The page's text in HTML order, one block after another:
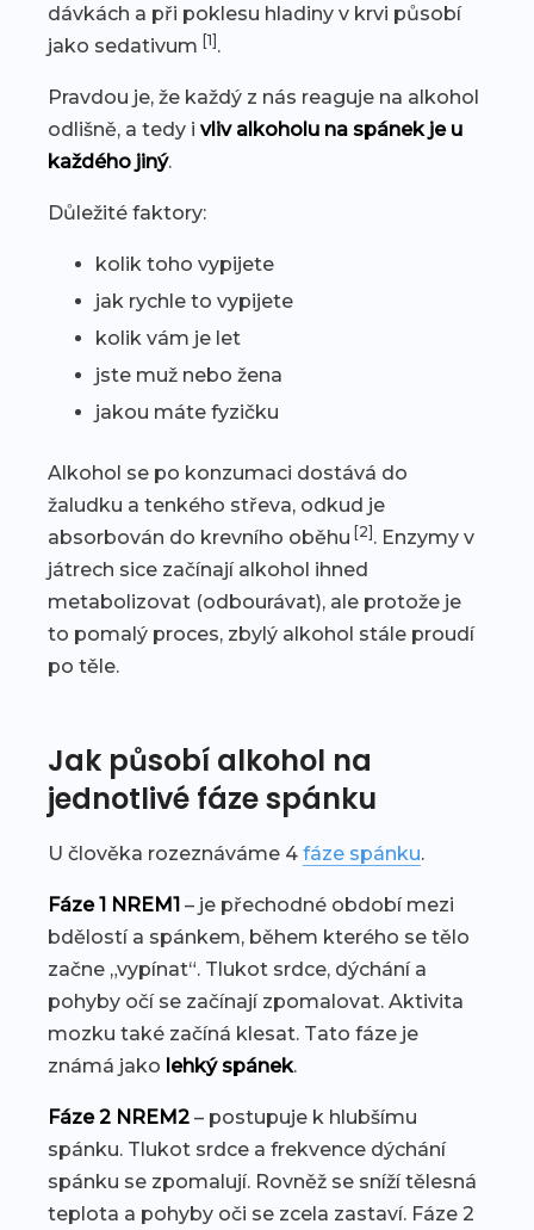
dávkách a při poklesu hladiny v krvi působí
jako sedativum [1] .
Pravdou je, že každý z nás reaguje na alkohol
odlišně, a tedy i vliv alkoholu na spánek je u
každého jiný.
Důležité faktory:
kolik toho vypijete
jak rychle to vypijete
kolik vám je let
jste muž nebo žena
jakou máte fyzičku
Alkohol se po konzumaci dostává do
žaludku a tenkého střeva, odkud je
absorbován do krevního oběhu [2] . Enzymy v
játrech sice začínají alkohol ihned
metabolizovat (odbourávat), ale protože je
to pomalý proces, zbylý alkohol stále proudí
po těle.
Jak působí alkohol na
jednotlivé fáze spánku
U člověka rozeznáváme 4 fáze spánku.
Fáze 1 NREM1 – je přechodné období mezi
bdělostí a spánkem, během kterého se tělo
začne „vypínat“. Tlukot srdce, dýchání a
pohyby očí se začínají zpomalovat. Aktivita
mozku také začíná klesat. Tato fáze je
známá jako lehký spánek.
Fáze 2 NREM2 – postupuje k hlubšímu
spánku. Tlukot srdce a frekvence dýchání
spánku se zpomalují. Rovněž se sníží tělesná
teplota a pohyby oči se zcela zastaví. Fáze 2